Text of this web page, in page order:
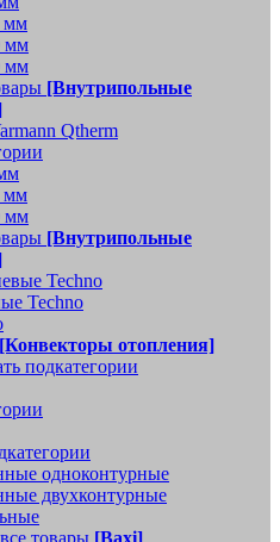
мм
мм
мм
[Внутрипольные
Qtherm
мм
мм
[Внутрипольные
Techno
Techno
[Конвекторы отопления]
подкатегории
одноконтурные
двухконтурные
товары [Baxi]